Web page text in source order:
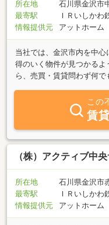
談してよかった」「任せて
に。私たちは、お客様の納
所在地
石川県金沢市
最寄駅
ＩＲいしかわ
情報提供元
アットホーム
当社では、金沢市内を中
得のいく物件が見つかる
ら、売買・賃貸問わず何で
この
賃
（株）アクティブ中
所在地
石川県金沢市
最寄駅
ＩＲいしかわ
情報提供元
アットホーム